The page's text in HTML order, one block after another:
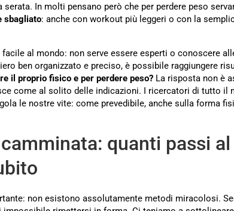
In molti pensano però che per perdere peso
sbagliato: anche con workout più leggeri o con la
al mondo: non serve essere esperti o conoscere
ben organizzato e preciso, è possibile raggiungere
il proprio fisico e per perdere peso? La risposta non è
come al solito delle indicazioni. I ricercatori di tutto il
le nostre vite: come prevedibile, anche sulla forma
quanti passi
non esistono assolutamente metodi miracolosi.